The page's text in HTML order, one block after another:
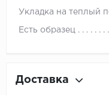
Укладка на теплый
Есть образец
Доставка